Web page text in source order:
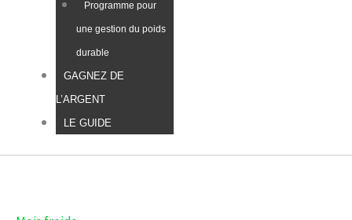
Programme pour
une gestion du poids
durable
GAGNEZ DE
L’ARGENT
LE GUIDE